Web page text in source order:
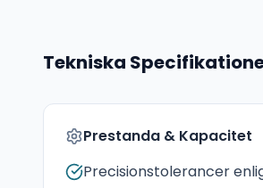
Tekniska
Prestanda & Kapacitet
Precisionstolerancer